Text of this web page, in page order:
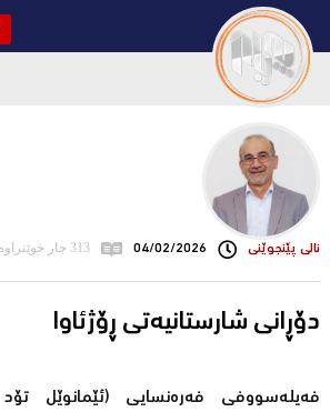
نالی پێنجوێنی 04/02/2026 313 جار خوێنراوەتەوە
دۆڕانی شارستانیەتی ڕۆژئاوا